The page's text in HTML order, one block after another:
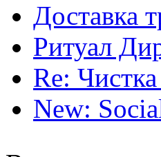
Доставка
Ритуал
Re:
New: